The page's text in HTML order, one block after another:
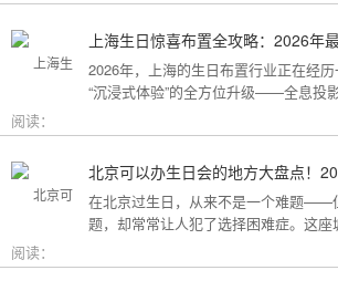
2026年，上海的生日布置行业正在经历
“沉浸式体验”的全方位升级——全息投
套餐层出不穷。本文将为你带来上海
新全攻略，从低成本DIY到高端定制，
阅读：
在北京过生日，从来不是一个难题——
题，却常常让人犯了选择困难症。这座
史，既有恢弘大气的皇家园林、典雅
摩登时尚的CBD高空餐厅、融合传统
阅读：